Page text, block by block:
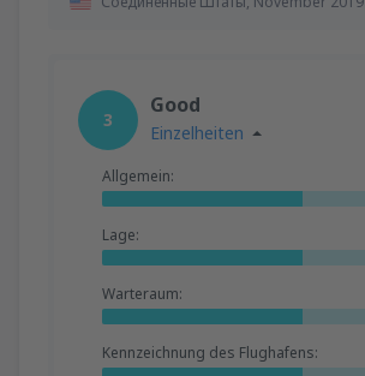
3
Good
Einzelheiten
Allgemein:
Lage:
Warteraum:
Kennzeichnung des Flughafens: